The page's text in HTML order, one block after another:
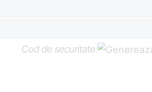
Cod de securitate: